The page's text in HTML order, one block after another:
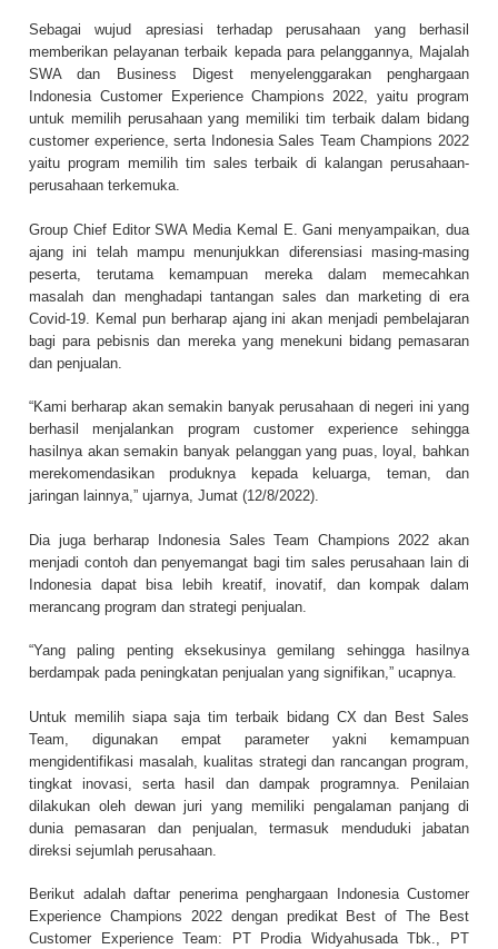
Sebagai wujud apresiasi terhadap perusahaan yang berhasil
memberikan pelayanan terbaik kepada para pelanggannya, Majalah
SWA dan Business Digest menyelenggarakan penghargaan
Indonesia Customer Experience Champions 2022, yaitu program
untuk memilih perusahaan yang memiliki tim terbaik dalam bidang
customer experience, serta Indonesia Sales Team Champions 2022
yaitu program memilih tim sales terbaik di kalangan perusahaan-
perusahaan terkemuka.
Group Chief Editor SWA Media Kemal E. Gani menyampaikan, dua
ajang ini telah mampu menunjukkan diferensiasi masing-masing
peserta, terutama kemampuan mereka dalam memecahkan
masalah dan menghadapi tantangan sales dan marketing di era
Covid-19. Kemal pun berharap ajang ini akan menjadi pembelajaran
bagi para pebisnis dan mereka yang menekuni bidang pemasaran
dan penjualan.
“Kami berharap akan semakin banyak perusahaan di negeri ini yang
berhasil menjalankan program customer experience sehingga
hasilnya akan semakin banyak pelanggan yang puas, loyal, bahkan
merekomendasikan produknya kepada keluarga, teman, dan
jaringan lainnya,” ujarnya, Jumat (12/8/2022).
Dia juga berharap Indonesia Sales Team Champions 2022 akan
menjadi contoh dan penyemangat bagi tim sales perusahaan lain di
Indonesia dapat bisa lebih kreatif, inovatif, dan kompak dalam
merancang program dan strategi penjualan.
“Yang paling penting eksekusinya gemilang sehingga hasilnya
berdampak pada peningkatan penjualan yang signifikan,” ucapnya.
Untuk memilih siapa saja tim terbaik bidang CX dan Best Sales
Team, digunakan empat parameter yakni kemampuan
mengidentifikasi masalah, kualitas strategi dan rancangan program,
tingkat inovasi, serta hasil dan dampak programnya. Penilaian
dilakukan oleh dewan juri yang memiliki pengalaman panjang di
dunia pemasaran dan penjualan, termasuk menduduki jabatan
direksi sejumlah perusahaan.
Berikut adalah daftar penerima penghargaan Indonesia Customer
Experience Champions 2022 dengan predikat Best of The Best
Customer Experience Team: PT Prodia Widyahusada Tbk., PT